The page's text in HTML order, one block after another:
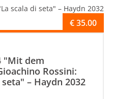
"Mit dem
Rossini:
– Haydn 2032
€35.00